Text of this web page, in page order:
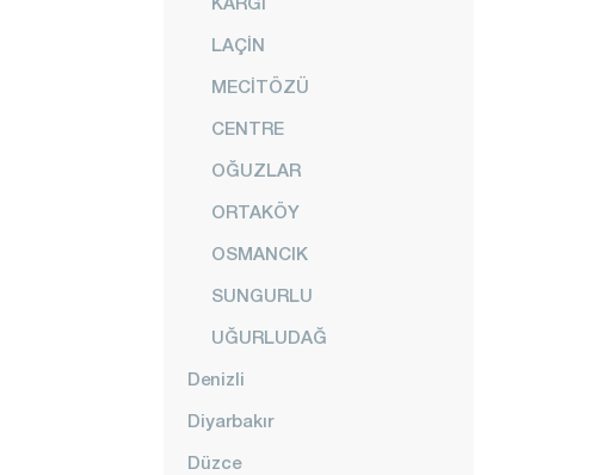
LAÇİN
MECİTÖZÜ
CENTRE
OĞUZLAR
ORTAKÖY
OSMANCIK
SUNGURLU
UĞURLUDAĞ
Denizli
Diyarbakır
Düzce